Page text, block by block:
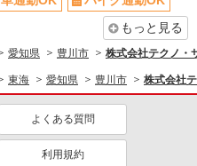
もっと見る
愛知県 豊川市 株式会社テクノ・
東海 愛知県 豊川市 株式会社
よくある質問
利用規約